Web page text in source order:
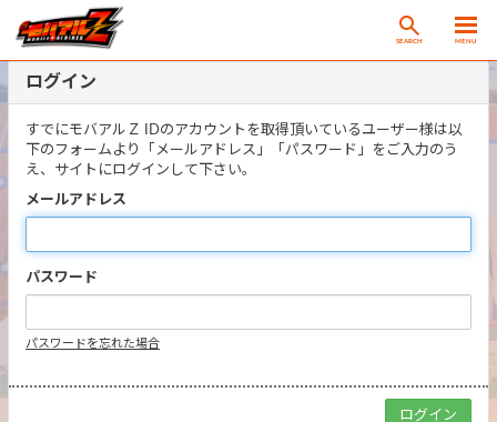
SEARCH MENU
ログイン
すでにモバアルＺ IDのアカウントを取得頂いているユーザー様は以
下のフォームより「メールアドレス」「パスワード」をご入力のう
え、サイトにログインして下さい。
メールアドレス
パスワード
パスワードを忘れた場合